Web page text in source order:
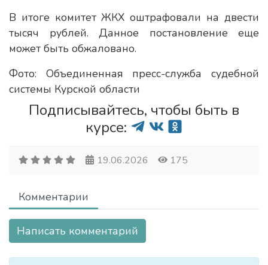
В итоге комитет ЖКХ оштрафовали на двести
тысяч рублей. Данное постановление еще
может быть обжаловано.
Фото: Объединенная пресс-служба судебной
системы Курской области
Подписывайтесь, чтобы быть в
курсе:
19.06.2026 175
Комментарии
Написать комментарий